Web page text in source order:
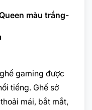
màu trắng-
gaming được
tiếng. Ghế sở
mái, bắt mắt,